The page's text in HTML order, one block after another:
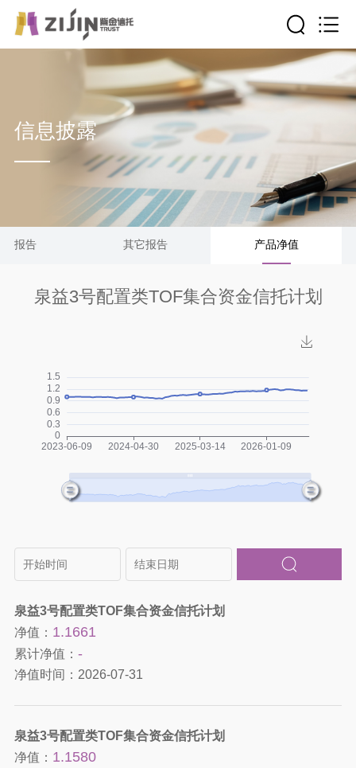
信息披露
算报告 其它报告 产品净值
泉益3号配置类TOF集合资金信托计划
泉益3号配置类TOF集合资金信托计划
净值： 1.1661
累计净值： -
净值时间： 2026-07-31
泉益3号配置类TOF集合资金信托计划
净值： 1.1580